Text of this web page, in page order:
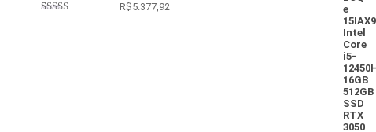
Avaliação
R$5.377,92